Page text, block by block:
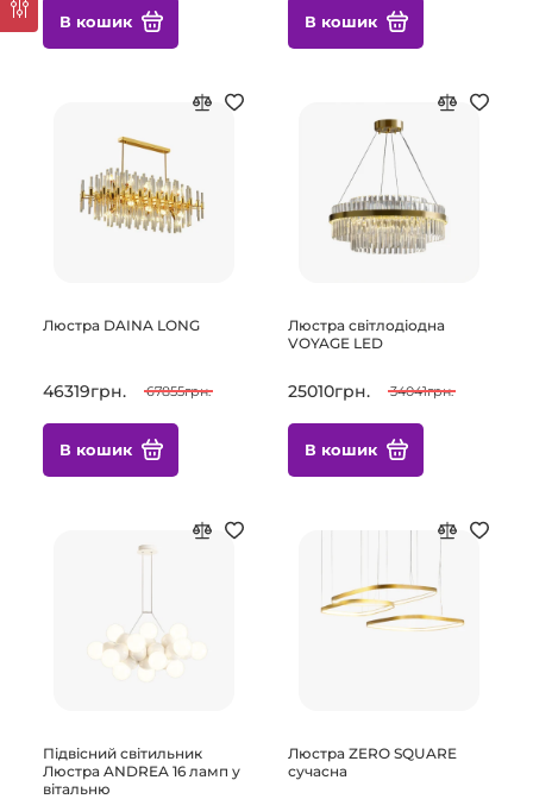
В кошик В кошик
Люстра DAINA LONG
46319грн. 67855грн.
В кошик
Люстра світлодіодна
VOYAGE LED
25010грн. 34041грн.
В кошик
Підвісний світильник
Люстра ANDREA 16 ламп у
вітальню
Люстра ZERO SQUARE
сучасна